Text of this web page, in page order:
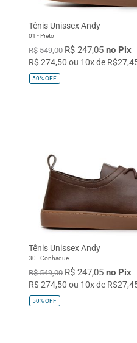
Tênis Unissex Andy
01 - Preto
R$ 549,00 R$ 247,05 no Pix
R$ 274,50 ou 10x de
50%OFF
Tênis Unissex Andy
30 - Conhaque
R$ 549,00 R$ 247,05 no Pix
R$ 274,50 ou 10x de
50%OFF